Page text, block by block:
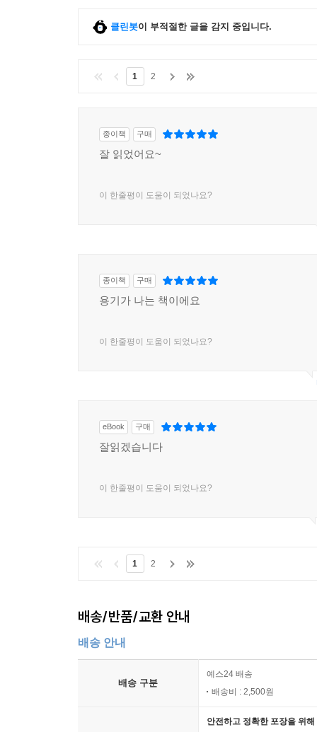
클린봇이 부적절한 글을 감지 중입니다.
1 2
종이책 구매
잘 읽었어요~
이 한줄평이 도움이 되었나요?
종이책 구매
용기가 나는 책이에요
이 한줄평이 도움이 되었나요?
eBook 구매
잘읽겠습니다
이 한줄평이 도움이 되었나요?
1 2
배송/반품/교환 안내
배송 안내
배송 구분
예스24 배송
배송비 : 2,500원
안전하고 정확한 포장을 위